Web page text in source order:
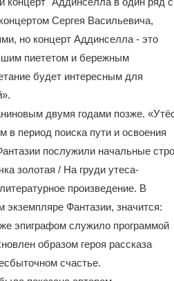
Сергея Васильевича,
но концерт Аддинселла - это
пиететом и бережным
будет интересным для
двумя годами позже.
в период поиска пути и освоения
послужили начальные
золотая / На груди утеса-
произведение. В
Фантазии, значится:
эпиграфом служило программой
образом героя рассказа
счастье.